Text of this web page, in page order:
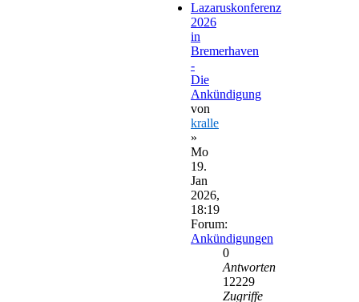
Lazaruskonferenz
2026
in
Bremerhaven
-
Die
Ankündigung
von
kralle
»
Mo
19.
Jan
2026,
18:19
Forum:
Ankündigungen
0
Antworten
12229
Zugriffe